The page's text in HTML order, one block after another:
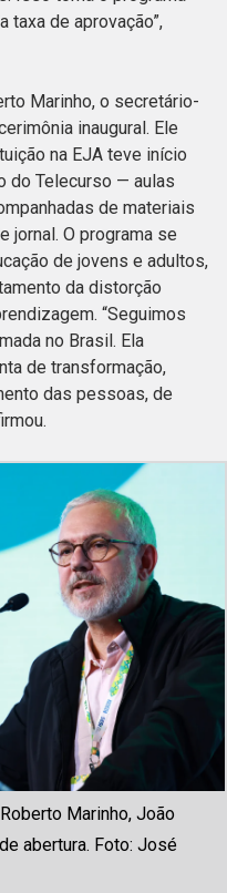
taxa de aprovação”,
Marinho, o secretário-
inaugural. Ele
na EJA teve início
do Telecurso — aulas
de materiais
jornal. O programa se
de jovens e adultos,
da distorção
“Seguimos
no Brasil. Ela
de transformação,
das pessoas, de
Marinho, João
abertura. Foto: José